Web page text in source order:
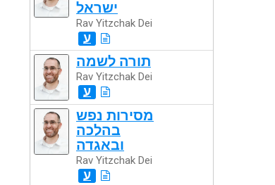
ישראל
Rav Yitzchak Dei
ע
תורה לשמה
Rav Yitzchak Dei
ע
מסירות נפש
בהלכה
ובאגדה
Rav Yitzchak Dei
ע